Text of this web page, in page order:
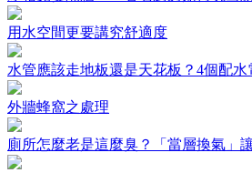
用水空間更要講究舒適度
水管應該走地板還是天花板？4個配
外牆蜂窩之處理
廁所怎麼老是這麼臭？「當層換氣」